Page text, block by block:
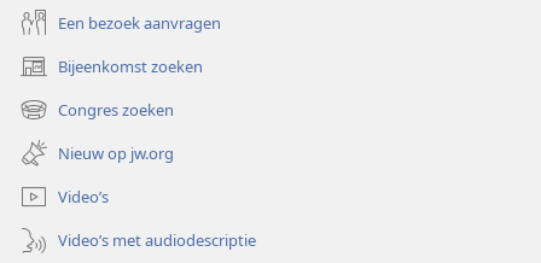
Een bezoek aanvragen
Bijeenkomst zoeken
(opent
nieuw
venster)
Congres zoeken
(opent
nieuw
venster)
Nieuw op jw.org
Video’s
Video’s met audiodescriptie